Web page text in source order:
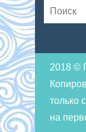
2018 ©
только
на